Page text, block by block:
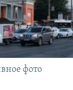
КРЫМА
фото